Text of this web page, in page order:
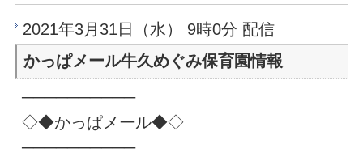
2021年3月31日（水） 9時0分 配信
かっぱメール牛久めぐみ保育園情報
──────────
◇◆かっぱメール◆◇
──────────